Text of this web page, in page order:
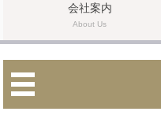
会社案内
About Us